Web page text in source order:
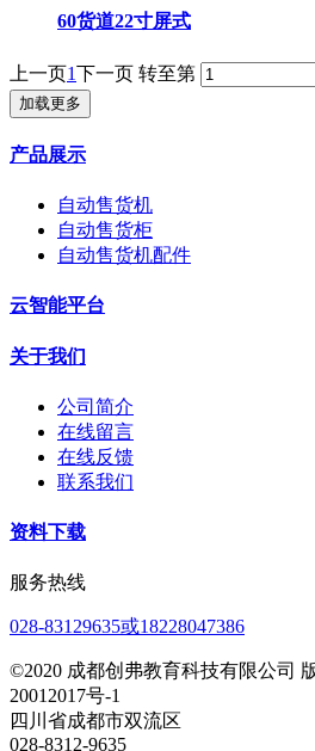
60货道22寸屏式
上一页1下一页 转至第
加载更多
产品展示
自动售货机
自动售货柜
自动售货机配件
云智能平台
关于我们
公司简介
在线留言
在线反馈
联系我们
资料下载
服务热线
028-83129635或18228047386
©2020 成都创弗教育科技有限公司
20012017号-1
四川省成都市双流区
028-8312-9635